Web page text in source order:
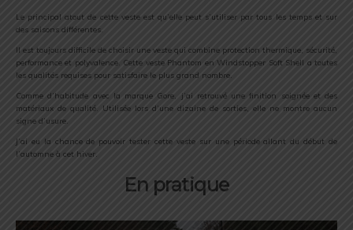
Le principal atout de cette veste est qu’elle peut s’utiliser par tous les temps et sur
des saisons différentes.
Il est toujours difficile de choisir une veste qui combine protection thermique, sécurité,
performance et polyvalence. Cette veste Phantom en Windstopper Soft Shell a toutes
les qualités requises pour satisfaire le plus grand nombre.
Comme d’habitude avec la marque Gore, j’ai retrouvé une finition soignée et des
matériaux de qualité. Utilisée lors d’une dizaine de sorties, elle ne montre aucun
signe d’usure.
J’ai eu la chance de pouvoir tester cette veste sur une période allant du début de
l’automne à cet hiver.
En pratique